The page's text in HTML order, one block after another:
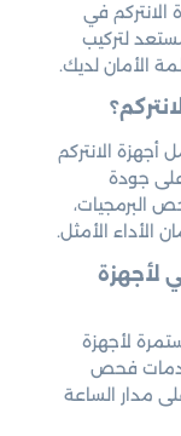
في
لتركيب
الأمان لديك.
أجهزة الانتركم
على جودة
البرمجيات،
الأداء الأمثل.
لأجهزة
لأجهزة
خدمات فحص
مدار الساعة